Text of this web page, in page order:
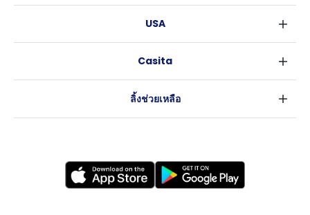
เอดินเบอระ
ลีดส์
โคเวนทรี
เลสเตอร์
บริสเบน
อะเดลายด์
USA
แอตแลนตา
Casita
ลิ้งช่วยเหลือ